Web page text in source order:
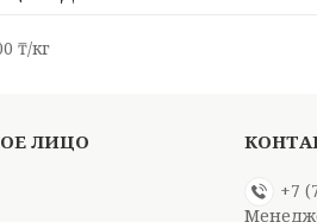
₸/кг
+7